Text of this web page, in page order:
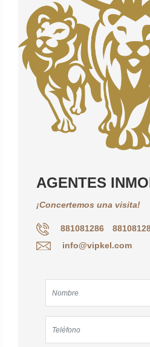
AGENTES
¡Concertemos una visita!
881081286
info@vipkel.com